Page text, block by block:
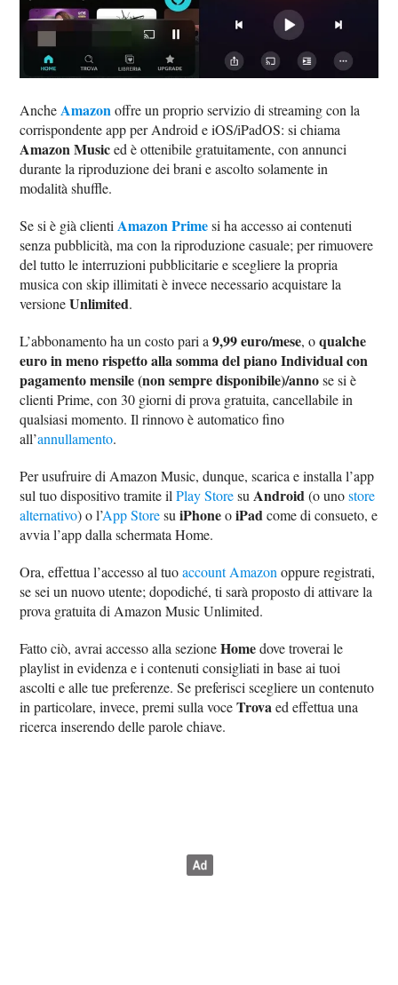
Anche Amazonoffre un proprio servizio di streaming con la
corrispondente app per Android e iOS/iPadOS: si chiama
Amazon Musiced è ottenibile gratuitamente, con annunci
durante la riproduzione dei brani e ascolto solamente in
modalità shuffle.
Se si è già clienti Amazon Primesi ha accesso ai contenuti
senza pubblicità, ma con la riproduzione casuale; per rimuovere
del tutto le interruzioni pubblicitarie e scegliere la propria
musica con skip illimitati è invece necessario acquistare la
versioneUnlimited.
L’abbonamento ha un costo pari a9,99 euro/mese, oqualche
euro in meno rispetto alla somma del piano Individual con
pagamento mensile (non sempre disponibile)/annose si è
clienti Prime, con 30 giorni di prova gratuita, cancellabile in
qualsiasi momento. Il rinnovo è automatico fino
all’annullamento.
Per usufruire di Amazon Music, dunque, scarica e installa l’app
sul tuo dispositivo tramite ilPlay Storesu Android(o unostore
alternativo) o l’App StoresuiPhoneoiPadcome di consueto, e
avvia l’app dalla schermata Home.
Ora, effettua l’accesso al tuoaccount Amazon oppure registrati,
se sei un nuovo utente; dopodiché, ti sarà proposto di attivare la
prova gratuita di Amazon Music Unlimited.
Fatto ciò, avrai accesso alla sezioneHomedove troverai le
playlist in evidenza e i contenuti consigliati in base ai tuoi
ascolti e alle tue preferenze. Se preferisci scegliere un contenuto
in particolare, invece, premi sulla voceTrovaed effettua una
ricerca inserendo delle parole chiave.